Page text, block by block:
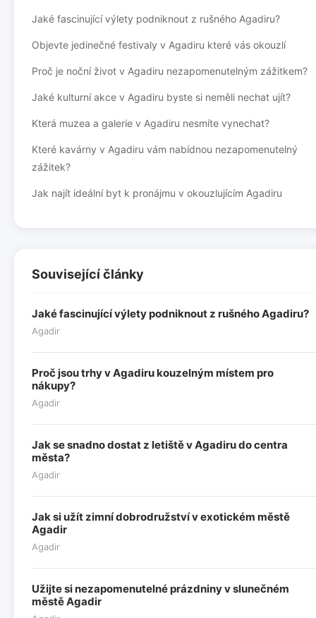
Jaké fascinující výlety podniknout z rušného Agadiru?
Objevte jedinečné festivaly v Agadiru které vás okouzlí
Proč je noční život v Agadiru nezapomenutelným zážitkem?
Jaké kulturní akce v Agadiru byste si neměli nechat ujít?
Která muzea a galerie v Agadiru nesmíte vynechat?
Které kavárny v Agadiru vám nabídnou nezapomenutelný
zážitek?
Jak najít ideální byt k pronájmu v okouzlujícím Agadiru
Související články
Jaké fascinující výlety podniknout z rušného Agadiru?
Agadir
Proč jsou trhy v Agadiru kouzelným místem pro
nákupy?
Agadir
Jak se snadno dostat z letiště v Agadiru do centra
města?
Agadir
Jak si užít zimní dobrodružství v exotickém městě
Agadir
Agadir
Užijte si nezapomenutelné prázdniny v slunečném
městě Agadir